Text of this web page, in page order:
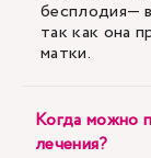
бесплодия—
так как она
матки.
Когда можно
лечения?